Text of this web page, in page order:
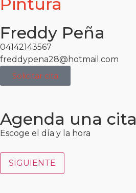
Pintura
Freddy Peña
04142143567
freddypena28@hotmail.com
Solicitar cita
Agenda una cita
Escoge el día y la hora
SIGUIENTE